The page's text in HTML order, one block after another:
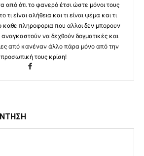
από ότι το φανερό έτσι ώστε μόνοι τους
είναι αλήθεια και τι είναι ψέμα και τι
καθε πληροφορια που αλλοι δεν μπορουν
να δεχθούν δογματικές και
από κανέναν άλλο πάρα μόνο από την
προσωπική τους κρίση!